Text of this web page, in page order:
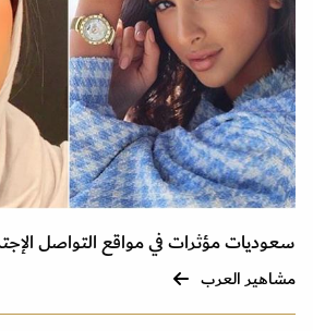
سعوديات مؤثرات في مواقع التواصل
مشاهير العرب